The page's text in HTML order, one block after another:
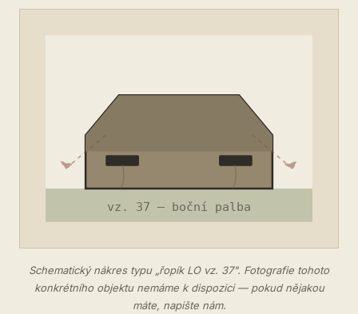
Schematický nákres typu „řopík LO vz. 37". Fotografie tohoto
konkrétního objektu nemáme k dispozici — pokud nějakou
máte, napište nám.